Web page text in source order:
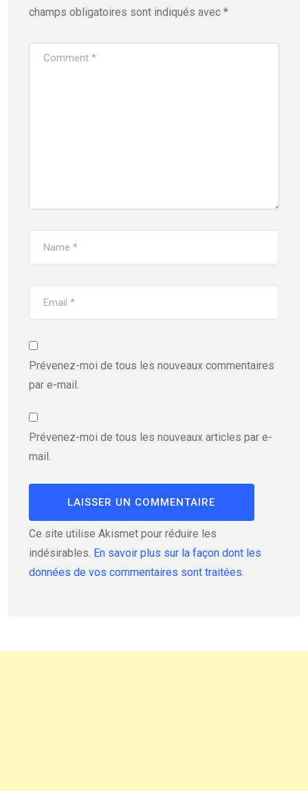
champs obligatoires sont indiqués avec *
Prévenez-moi de tous les nouveaux commentaires
par e-mail.
Prévenez-moi de tous les nouveaux articles par e-
mail.
Ce site utilise Akismet pour réduire les
indésirables. En savoir plus sur la façon dont les
données de vos commentaires sont traitées.